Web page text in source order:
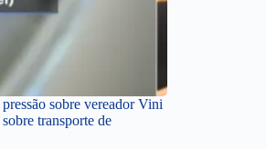
sobre vereador Vini
transporte de